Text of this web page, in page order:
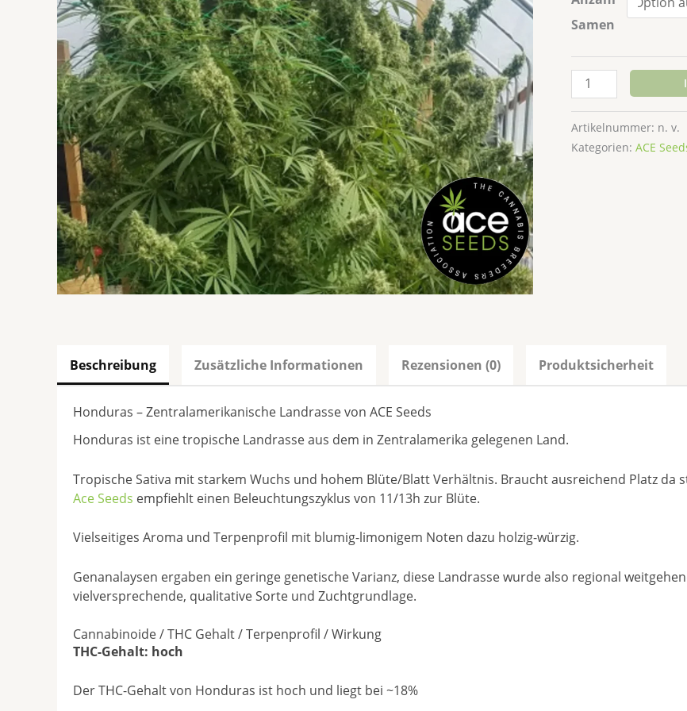
Samen
Artikelnummer: n. v.
Kategorien: ACE
Beschreibung Zusätzliche Informationen Rezensionen (0) Produktsicherheit
Honduras – Zentralamerikanische Landrasse von ACE Seeds
Honduras ist eine tropische Landrasse aus dem in Zentralamerika gelegenen Land.
Tropische Sativa mit starkem Wuchs und hohem Blüte/Blatt Verhältnis. Braucht ausreichend Platz da
Ace Seeds empfiehlt einen Beleuchtungszyklus von 11/13h zur Blüte.
Vielseitiges Aroma und Terpenprofil mit blumig-limonigem Noten dazu holzig-würzig.
Genanalaysen ergaben ein geringe genetische Varianz, diese Landrasse wurde also regional
vielversprechende, qualitative Sorte und Zuchtgrundlage.
Cannabinoide / THC Gehalt / Terpenprofil / Wirkung
THC-Gehalt: hoch
Der THC-Gehalt von Honduras ist hoch und liegt bei ~18%